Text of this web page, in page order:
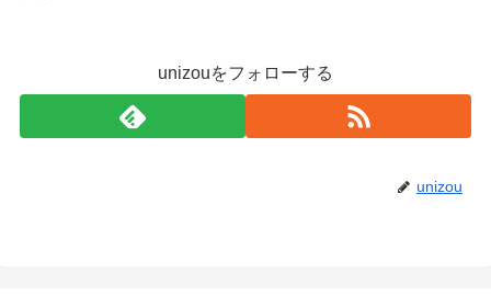
unizouをフォローする
unizou